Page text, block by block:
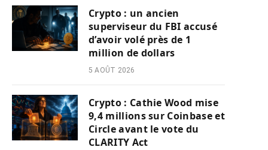
Crypto : un ancien
superviseur du FBI accusé
d’avoir volé près de 1
million de dollars
5 AOÛT 2026
Crypto : Cathie Wood mise
9,4 millions sur Coinbase et
Circle avant le vote du
CLARITY Act